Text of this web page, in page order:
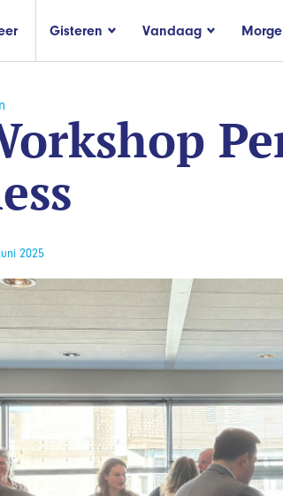
Gisteren Vandaag
2025